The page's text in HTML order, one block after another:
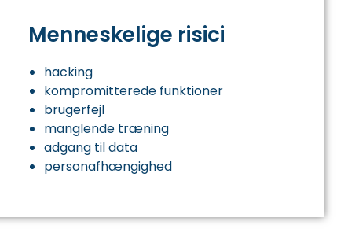
Menneskelige risici
hacking
kompromitterede funktioner
brugerfejl
manglende træning
adgang til data
personafhængighed